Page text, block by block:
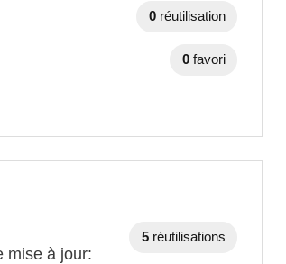
0 réutilisation
0 favori
mise à jour:
5 réutilisations